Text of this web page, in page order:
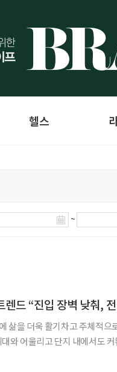
헬스
~
렌드 “진입 장벽 낮춰,
삶을 더욱 활기차고 주체적으
와 어울리고 단지 내에서도